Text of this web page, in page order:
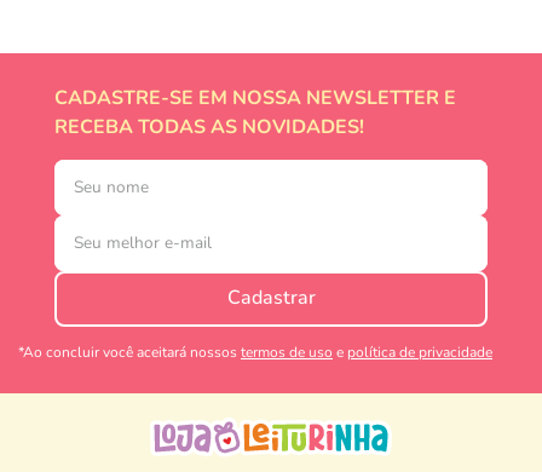
CADASTRE-SE EM NOSSA NEWSLETTER E
RECEBA TODAS AS NOVIDADES!
Cadastrar
*Ao concluir você aceitará nossos termos de uso e política de privacidade